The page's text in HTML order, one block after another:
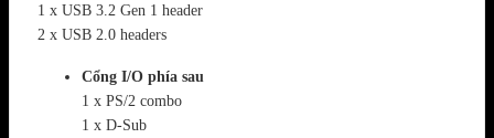
1 x USB 3.2 Gen 1 header
2 x USB 2.0 headers
Cổng I/O phía sau
1 x PS/2 combo
1 x D-Sub